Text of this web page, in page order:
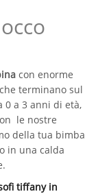
con enorme
terminano sul
0 a 3 anni di età,
le nostre
della tua bimba
in una calda
tiffany in